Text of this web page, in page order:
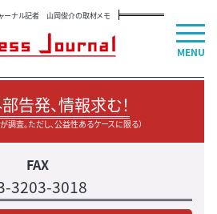
ーナル記者 山岡俊介の取材メモ
告発、情報求む！
調査。ただし、公益性あるケースに限る）
FAX
3203-3018
MENU